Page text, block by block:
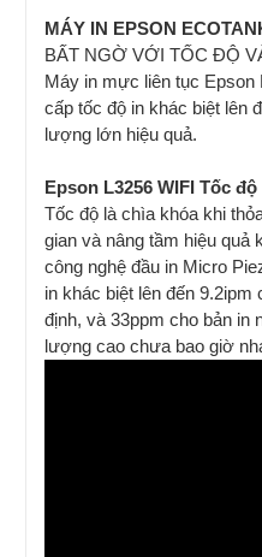
MÁY IN EPSON
BẤT NGỜ VỚI TỐC ĐỘ
Máy in mực liên tục Epson
cấp tốc độ in khác biệt lên
lượng lớn hiệu quả.
Epson L3256 WIFI Tốc
Tốc độ là chìa khóa khi
gian và nâng tầm hiệu quả
công nghệ đầu in Micro
in khác biệt lên đến 9.2ipm
định, và 33ppm cho bản in
lượng cao chưa bao giờ